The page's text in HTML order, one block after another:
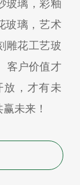
玻璃，彩釉
玻璃，艺术
雕花工艺玻
客户价值才
放，才有未
未来！